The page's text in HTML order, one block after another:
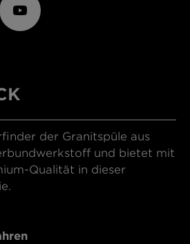
der Granitspüle aus
und bietet mit
Qualität in dieser